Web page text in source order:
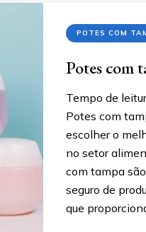
POTES COM
Potes com
Tempo de
Potes com
escolher o
no setor
com tampa
seguro de
que